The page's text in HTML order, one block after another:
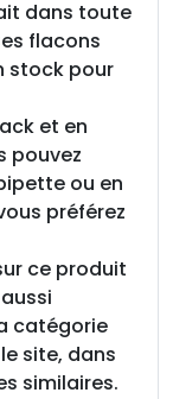
dans toute
flacons
stock pour
et en
pouvez
ou en
préférez
ce produit
catégorie
site, dans
similaires.